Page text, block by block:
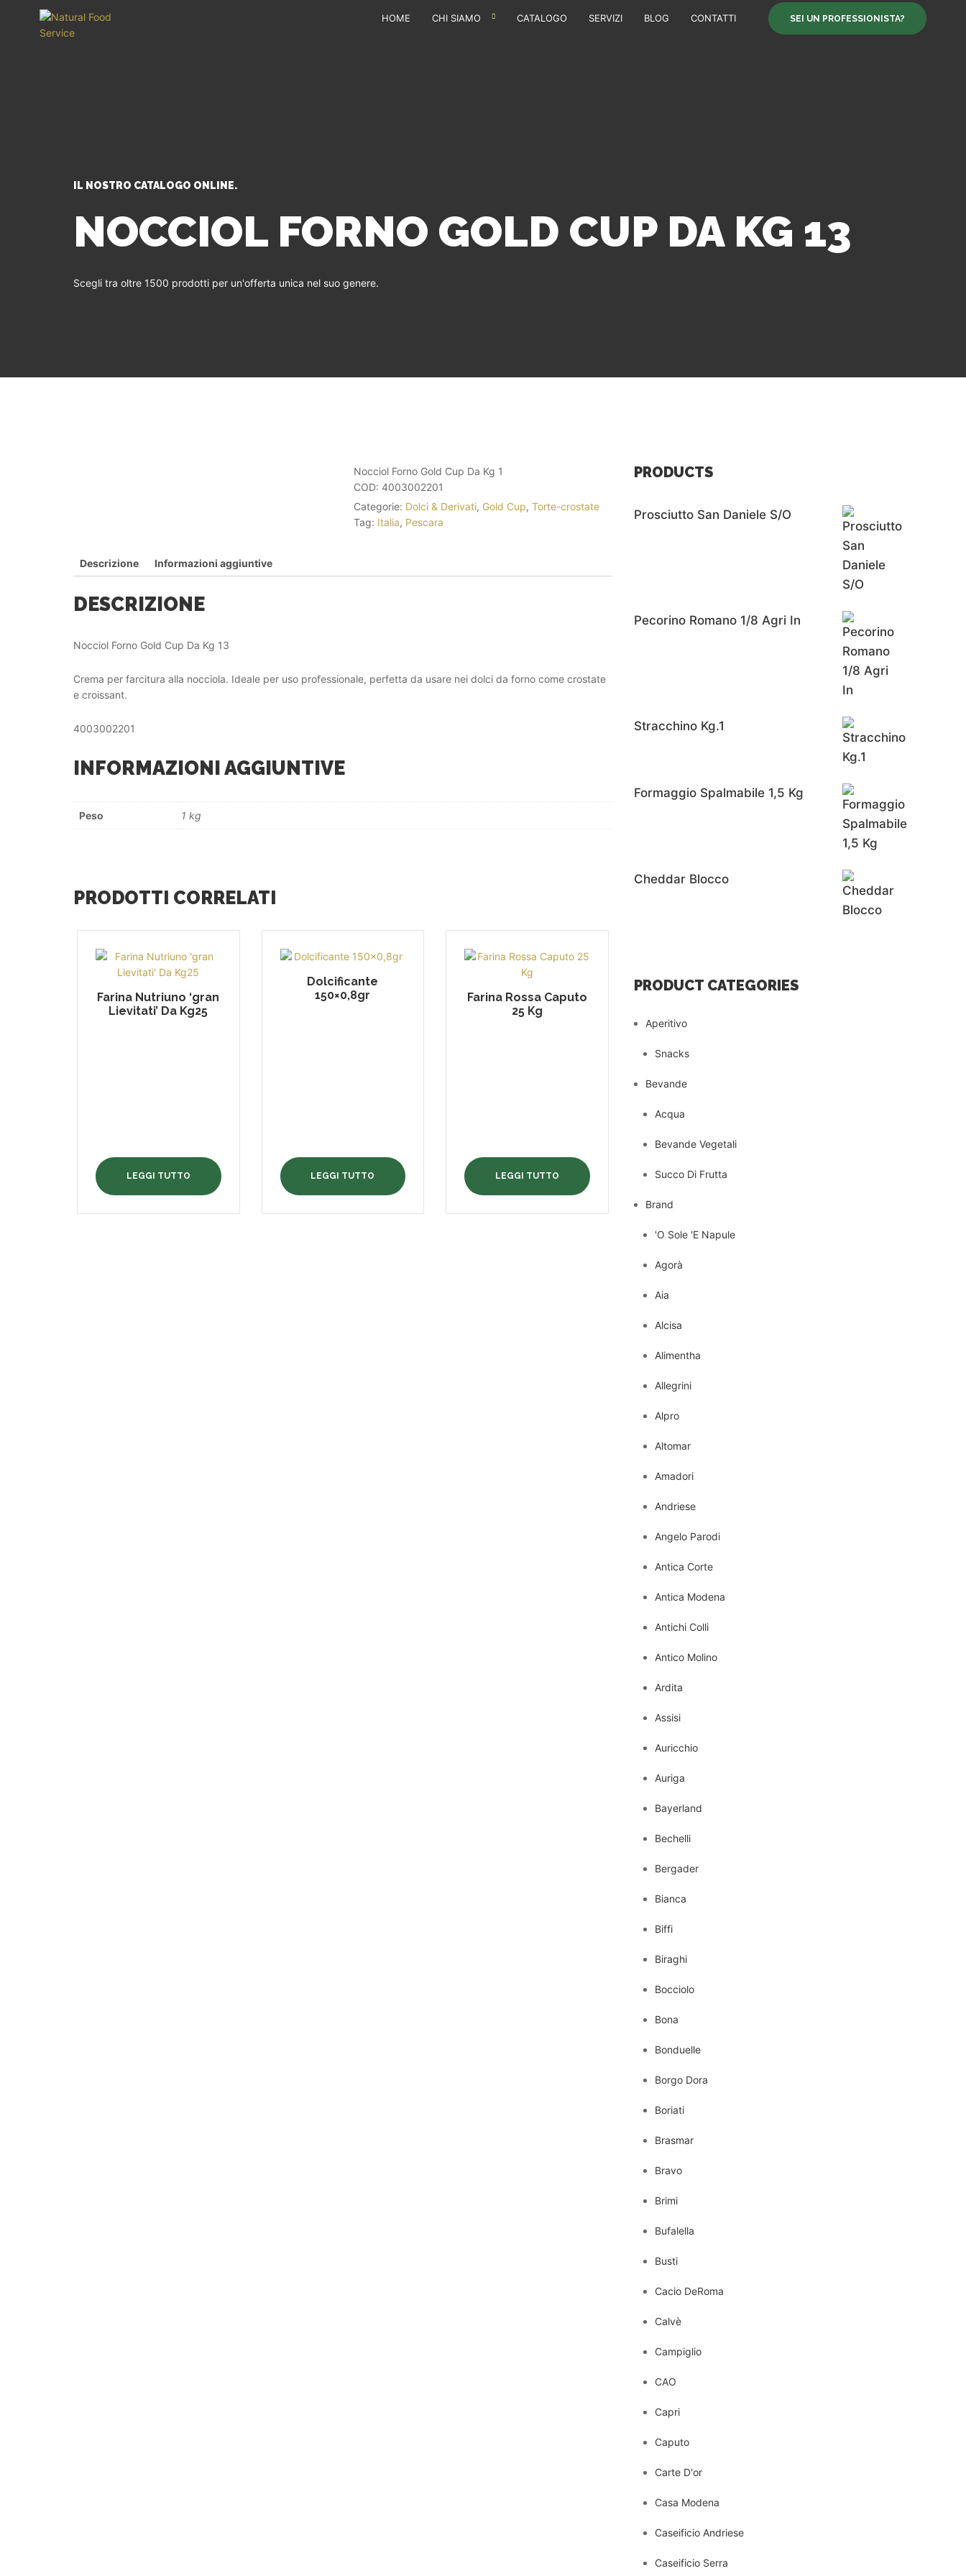
HOME CHI SIAMO CATALOGO SERVIZI BLOG CONTATTI SEI UN PROFESSIONISTA?
IL NOSTRO CATALOGO ONLINE.
NOCCIOL FORNO GOLD CUP DA KG 13
Scegli tra oltre 1500 prodotti per un'offerta unica nel suo genere.
Nocciol Forno Gold Cup Da Kg 1
COD: 4003002201
Categorie: Dolci & Derivati, Gold Cup, Torte-crostate
Tag: Italia, Pescara
Descrizione Informazioni aggiuntive
DESCRIZIONE
Nocciol Forno Gold Cup Da Kg 13
Crema per farcitura alla nocciola. Ideale per uso professionale, perfetta da usare nei dolci da forno come crostate
e croissant.
4003002201
INFORMAZIONI AGGIUNTIVE
Peso 1 kg
PRODOTTI CORRELATI
Farina Nutriuno ‘gran
Lievitati’ Da Kg25
LEGGI TUTTO
Dolcificante
150×0,8gr
LEGGI TUTTO
Farina Rossa Caputo
25 Kg
LEGGI TUTTO
PRODUCTS
Prosciutto San Daniele S/o
Pecorino Romano 1/8 Agri In
Stracchino Kg.1
Formaggio Spalmabile 1,5 Kg
Cheddar Blocco
PRODUCT CATEGORIES
Aperitivo
Snacks
Bevande
Acqua
Bevande Vegetali
Succo Di Frutta
Brand
'O Sole 'E Napule
Agorà
Aia
Alcisa
Alimentha
Allegrini
Alpro
Altomar
Amadori
Andriese
Angelo Parodi
Antica Corte
Antica Modena
Antichi Colli
Antico Molino
Ardita
Assisi
Auricchio
Auriga
Bayerland
Bechelli
Bergader
Bianca
Biffi
Biraghi
Bocciolo
Bona
Bonduelle
Borgo Dora
Boriati
Brasmar
Bravo
Brimi
Bufalella
Busti
Cacio DeRoma
Calvè
Campiglio
CAO
Capri
Caputo
Carte D'or
Casa Modena
Caseificio Andriese
Caseificio Serra